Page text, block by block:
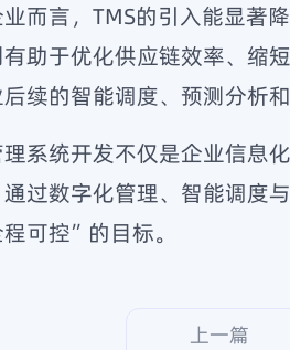
而言，TMS的引入能显著
助于优化供应链效率、缩
续的智能调度、预测分析
系统开发不仅是企业信息
过数字化管理、智能调度
可控”的目标。
上一篇